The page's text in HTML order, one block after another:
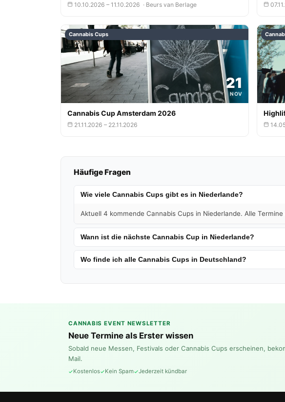
10.10.2026 – 11.10.2026 · Beurs van Berlage
Cannabis Cups
21
NOV
Cannabis Cup Amsterdam 2026
21.11.2026 – 22.11.2026
Häufige Fragen
Wie viele Cannabis Cups gibt es in Niederlande?
Aktuell 4 kommende Cannabis Cups in Niederlande. Alle
Wann ist die nächste Cannabis Cup in Niederlande?
Wo finde ich alle Cannabis Cups in Deutschland?
CANNABIS EVENT NEWSLETTER
Neue Termine als Erster wissen
Sobald neue Messen, Festivals oder Cannabis Cups erscheinen,
Mail.
Kostenlos Kein Spam Jederzeit kündbar